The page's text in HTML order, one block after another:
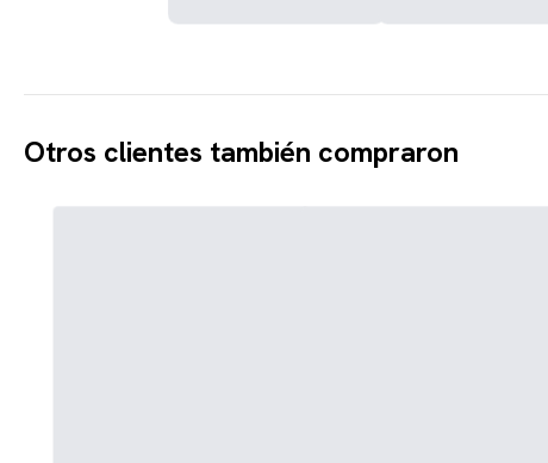
Otros clientes también compraron